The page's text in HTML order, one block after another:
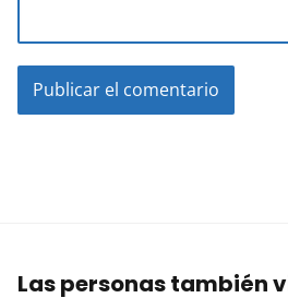
Las personas también